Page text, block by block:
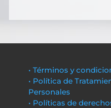
• Términos y
• Política de
Personales
• Políticas de